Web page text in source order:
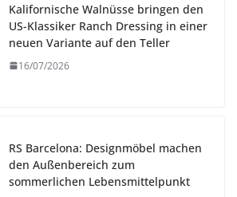
Kalifornische Walnüsse bringen den
US-Klassiker Ranch Dressing in einer
neuen Variante auf den Teller
16/07/2026
RS Barcelona: Designmöbel machen
den Außenbereich zum
sommerlichen Lebensmittelpunkt